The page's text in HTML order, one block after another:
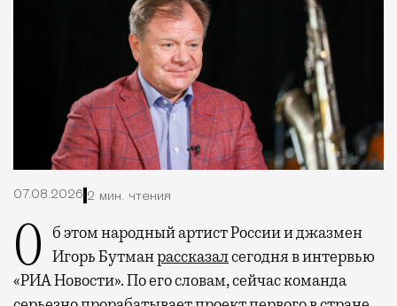
07.08.2026 2 мин. чтения
Об этом народный артист России и джазмен Игорь Бутманрассказалсегодня в интервью
«РИА Новости». По его словам, сейчас команда